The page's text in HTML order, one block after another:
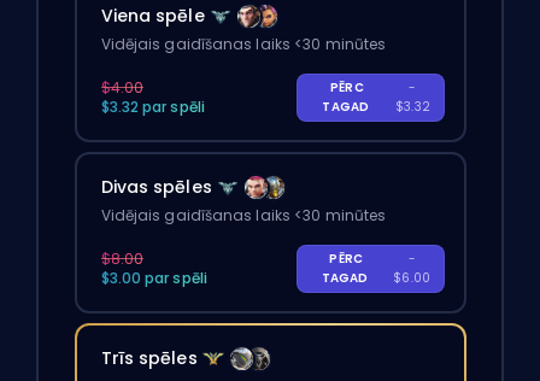
Viena spēle
Vidējais gaidīšanas laiks <30 minūtes
$4.00
$3.32 par spēli
PĒRC
TAGAD
-
$3.32
Divas spēles
Vidējais gaidīšanas laiks <30 minūtes
$8.00
$3.00 par spēli
PĒRC
TAGAD
-
$6.00
Trīs spēles